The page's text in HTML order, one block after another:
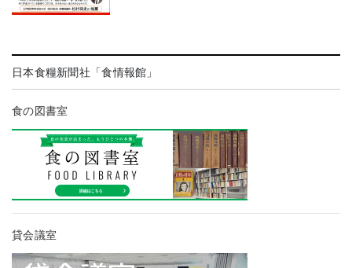
日本食糧新聞社「食情報館」
食の図書室
貸会議室